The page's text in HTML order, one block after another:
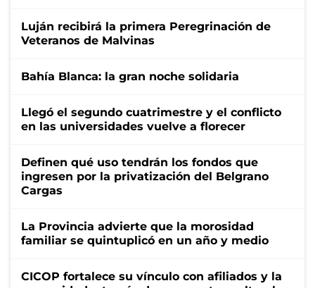
Luján recibirá la primera Peregrinación de
Veteranos de Malvinas
Bahía Blanca: la gran noche solidaria
Llegó el segundo cuatrimestre y el conflicto
en las universidades vuelve a florecer
Definen qué uso tendrán los fondos que
ingresen por la privatización del Belgrano
Cargas
La Provincia advierte que la morosidad
familiar se quintuplicó en un año y medio
CICOP fortalece su vínculo con afiliados y la